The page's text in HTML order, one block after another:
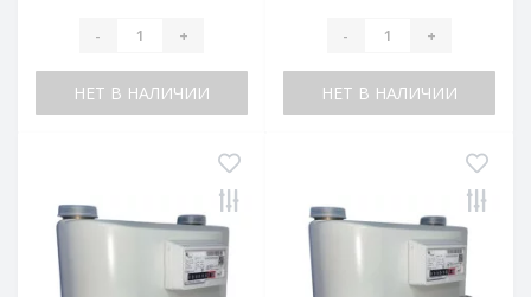
- +
НЕТ В НАЛИЧИИ
- +
НЕТ В НАЛИЧИИ